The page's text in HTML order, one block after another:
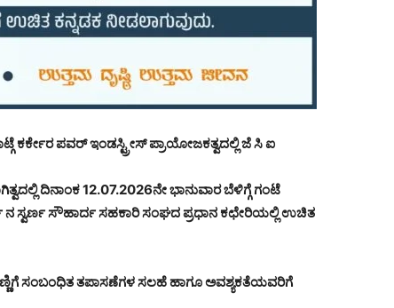
ಪವರ್ ಇಂಡಸ್ಟ್ರೀಸ್ ಪ್ರಾಯೋಜಕತ್ವದಲ್ಲಿ ಜೆ ಸಿ ಐ
ದಿನಾಂಕ 12.07.2026ನೇ ಭಾನುವಾರ ಬೆಳಿಗ್ಗೆ ಗಂಟೆ
ನ ಸ್ವರ್ಣ ಸೌಹಾರ್ದ ಸಹಕಾರಿ ಸಂಘದ ಪ್ರಧಾನ ಕಛೇರಿಯಲ್ಲಿ ಉಚಿತ
ಸಂಬಂಧಿತ ತಪಾಸಣೆಗಳ ಸಲಹೆ ಹಾಗೂ ಅವಶ್ಯಕತೆಯವರಿಗೆ